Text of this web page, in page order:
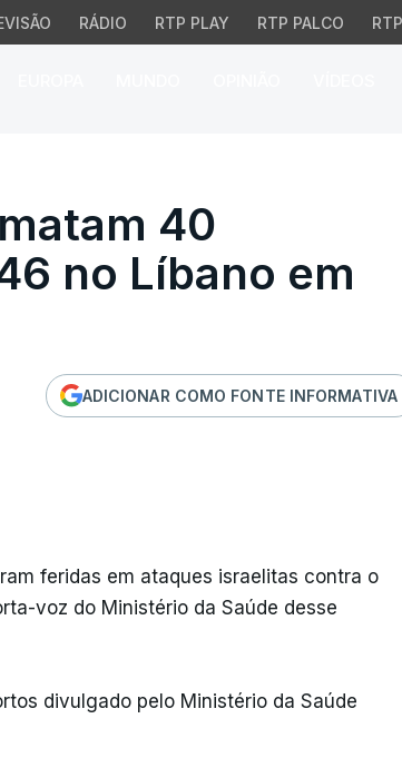
RÁDIO RTP PLAY RTP PALCO
40 pessoas
40
no Líbano em
ADICIONAR COMO FONTE INFORMATIVA
feridas em ataques israelitas contra o
voz do Ministério da Saúde desse
divulgado pelo Ministério da Saúde